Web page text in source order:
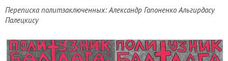
Переписка политзаключенных: Александр Гапоненко Альгирдасу
Палецкису